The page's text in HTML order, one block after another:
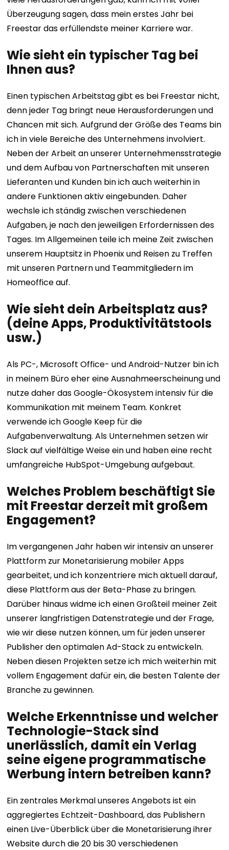
Überzeugung sagen, dass mein erstes Jahr bei
Freestar das erfüllendste meiner Karriere war.
Wie sieht ein typischer Tag bei
Ihnen aus?
Einen typischen Arbeitstag gibt es bei Freestar nicht,
denn jeder Tag bringt neue Herausforderungen und
Chancen mit sich. Aufgrund der Größe des Teams bin
ich in viele Bereiche des Unternehmens involviert.
Neben der Arbeit an unserer Unternehmensstrategie
und dem Aufbau von Partnerschaften mit unseren
Lieferanten und Kunden bin ich auch weiterhin in
andere Funktionen aktiv eingebunden. Daher
wechsle ich ständig zwischen verschiedenen
Aufgaben, je nach den jeweiligen Erfordernissen des
Tages. Im Allgemeinen teile ich meine Zeit zwischen
unserem Hauptsitz in Phoenix und Reisen zu Treffen
mit unseren Partnern und Teammitgliedern im
Homeoffice auf.
Wie sieht dein Arbeitsplatz aus?
(deine Apps, Produktivitätstools
usw.)
Als PC-, Microsoft Office- und Android-Nutzer bin ich
in meinem Büro eher eine Ausnahmeerscheinung und
nutze daher das Google-Ökosystem intensiv für die
Kommunikation mit meinem Team. Konkret
verwende ich Google Keep für die
Aufgabenverwaltung. Als Unternehmen setzen wir
Slack auf vielfältige Weise ein und haben eine recht
umfangreiche HubSpot-Umgebung aufgebaut.
Welches Problem beschäftigt Sie
mit Freestar derzeit mit großem
Engagement?
Im vergangenen Jahr haben wir intensiv an unserer
Plattform zur Monetarisierung mobiler Apps
gearbeitet, und ich konzentriere mich aktuell darauf,
diese Plattform aus der Beta-Phase zu bringen.
Darüber hinaus widme ich einen Großteil meiner Zeit
unserer langfristigen Datenstrategie und der Frage,
wie wir diese nutzen können, um für jeden unserer
Publisher den optimalen Ad-Stack zu entwickeln.
Neben diesen Projekten setze ich mich weiterhin mit
vollem Engagement dafür ein, die besten Talente der
Branche zu gewinnen.
Welche Erkenntnisse und welcher
Technologie-Stack sind
unerlässlich, damit ein Verlag
seine eigene programmatische
Werbung intern betreiben kann?
Ein zentrales Merkmal unseres Angebots ist ein
aggregiertes Echtzeit-Dashboard, das Publishern
einen Live-Überblick über die Monetarisierung ihrer
Website durch die 20 bis 30 verschiedenen